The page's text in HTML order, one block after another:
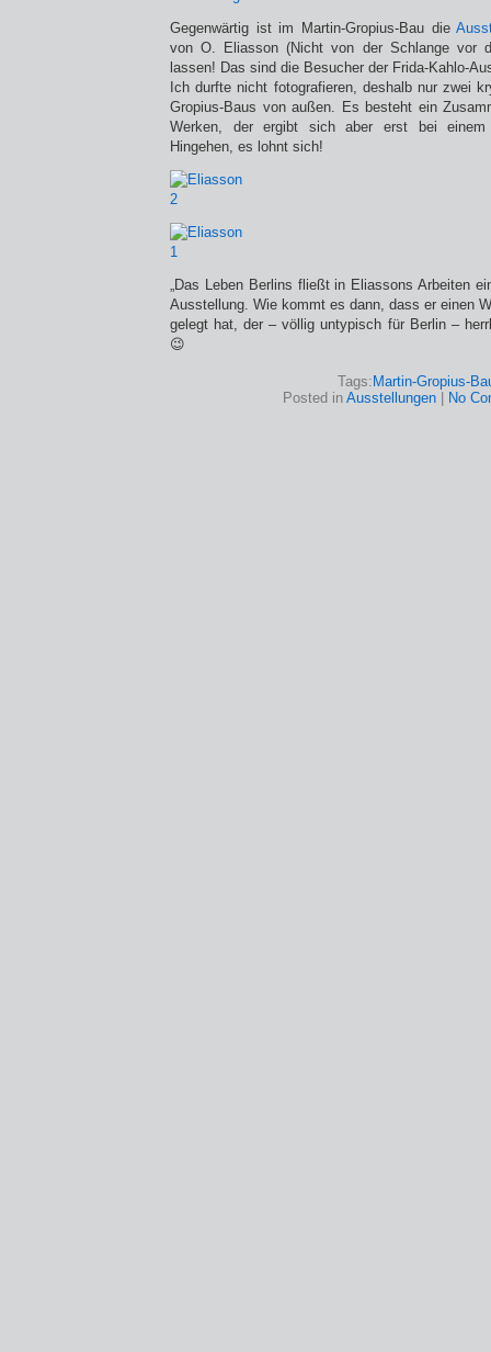
Gegenwärtig ist im Martin-Gropius-Bau die
von O. Eliasson (Nicht von der Schlange vor
lassen! Das sind die Besucher der Frida-Kahlo-
Ich durfte nicht fotografieren, deshalb nur zwei
Gropius-Baus von außen. Es besteht ein
Werken, der ergibt sich aber erst bei einem
Hingehen, es lohnt sich!
„Das Leben Berlins fließt in Eliassons Arbeiten
Ausstellung. Wie kommt es dann, dass er einen
gelegt hat, der – völlig untypisch für Berlin –
😉
Tags: Martin-Gropius-
Posted in Ausstellungen| No